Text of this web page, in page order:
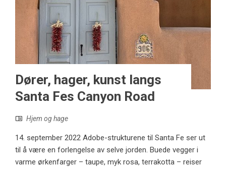
Dører, hager, kunst langs
Santa Fes Canyon Road
Hjem og hage
14. september 2022 Adobe-strukturene til Santa Fe ser ut
til å være en forlengelse av selve jorden. Buede vegger i
varme ørkenfarger – taupe, myk rosa, terrakotta – reiser